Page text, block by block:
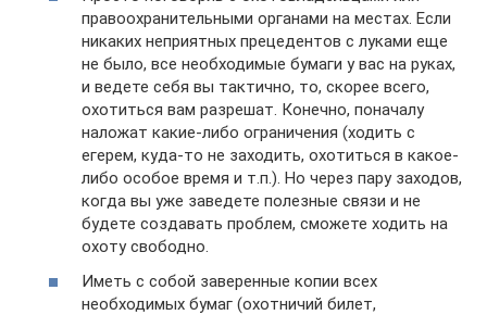
правоохранительными органами на местах. Если
никаких неприятных прецедентов с луками еще
не было, все необходимые бумаги у вас на руках,
и ведете себя вы тактично, то, скорее всего,
охотиться вам разрешат. Конечно, поначалу
наложат какие-либо ограничения (ходить с
егерем, куда-то не заходить, охотиться в какое-
либо особое время и т.п.). Но через пару заходов,
когда вы уже заведете полезные связи и не
будете создавать проблем, сможете ходить на
охоту свободно.
Иметь с собой заверенные копии всех
необходимых бумаг (охотничий билет,